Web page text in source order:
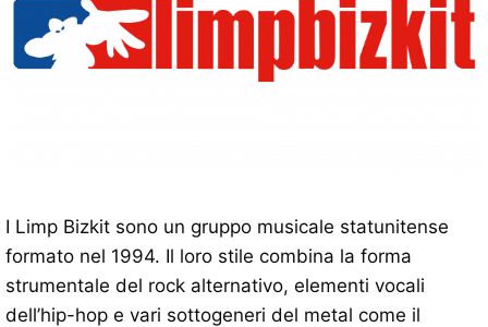
I Limp Bizkit sono un gruppo musicale statunitense
formato nel 1994. Il loro stile combina la forma
strumentale del rock alternativo, elementi vocali
dell’hip-hop e vari sottogeneri del metal come il